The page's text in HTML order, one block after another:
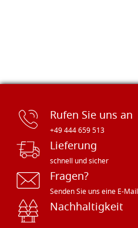
Rufen Sie uns an
+49 444 659 513
Lieferung
schnell und sicher
Fragen?
Senden Sie uns eine E-Mail
Nachhaltigkeit